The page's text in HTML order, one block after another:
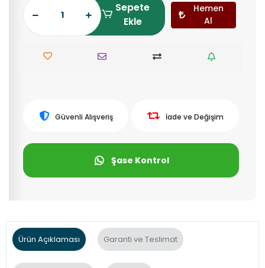
Sepete
Ekle
Hemen
Al
Güvenli Alışveriş İade ve Değişim
Şase Kontrol
Ürün Açıklaması Garanti ve Teslimat